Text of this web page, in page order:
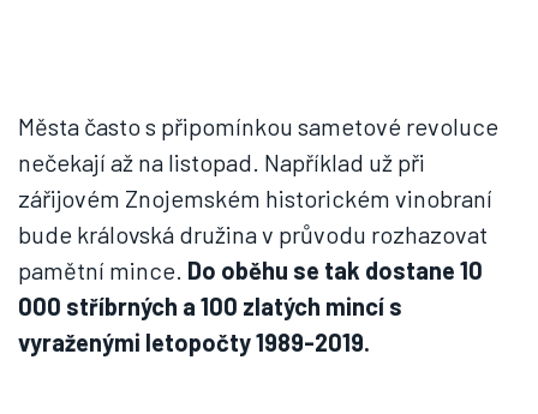
Města často s připomínkou sametové revoluce
nečekají až na listopad. Například už při
zářijovém Znojemském historickém vinobraní
bude královská družina v průvodu rozhazovat
pamětní mince. Do oběhu se tak dostane 10
000 stříbrných a 100 zlatých mincí s
vyraženými letopočty 1989-2019.